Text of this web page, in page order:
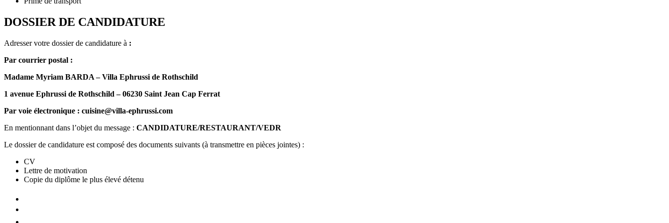
DOSSIER DE CANDIDATURE
Adresser votre dossier de candidature à :
Par courrier postal :
Madame Myriam BARDA – Villa Ephrussi de Rothschild
1 avenue Ephrussi de Rothschild – 06230 Saint Jean Cap Ferrat
Par voie électronique : cuisine@villa-ephrussi.com
En mentionnant dans l’objet du message : CANDIDATURE/RESTAURANT/VEDR
Le dossier de candidature est composé des documents suivants (à transmettre en pièces jointes) :
CV
Lettre de motivation
Copie du diplôme le plus élevé détenu